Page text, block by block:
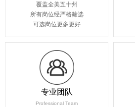
覆盖全美五十州
所有岗位经严格筛选
可选岗位更多更好
专业团队
Professional Team